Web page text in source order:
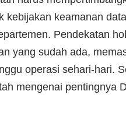
kebijakan keamanan
Pendekatan
yang sudah ada,
operasi sehari-hari.
mengenai pentingnya